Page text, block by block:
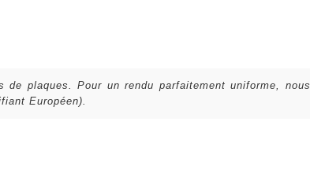
plaques. Pour un rendu parfaitement uniforme, nous
Européen).